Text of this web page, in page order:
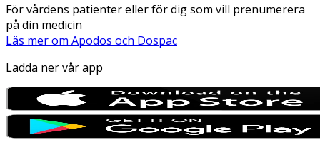
För vårdens patienter eller för dig som vill prenumerera
på din medicin
Läs mer om Apodos och Dospac
Ladda ner vår app